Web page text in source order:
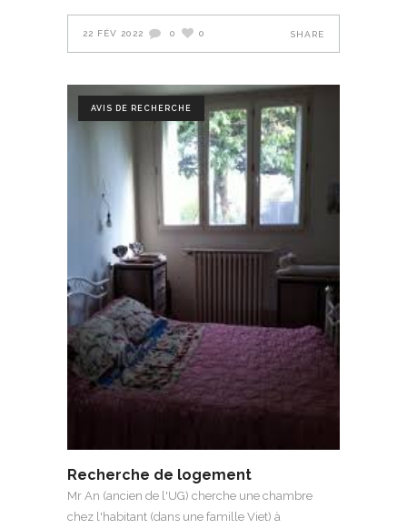
22 FÉV 2022 0 0 SHARE
AVIS DE RECHERCHE
Recherche de logement
Mr An (ancien de l'UG) cherche une chambre
chez l'habitant (dans une famille Viet) à